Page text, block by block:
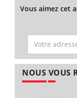
Vous aimez cet
NOUS VOUS